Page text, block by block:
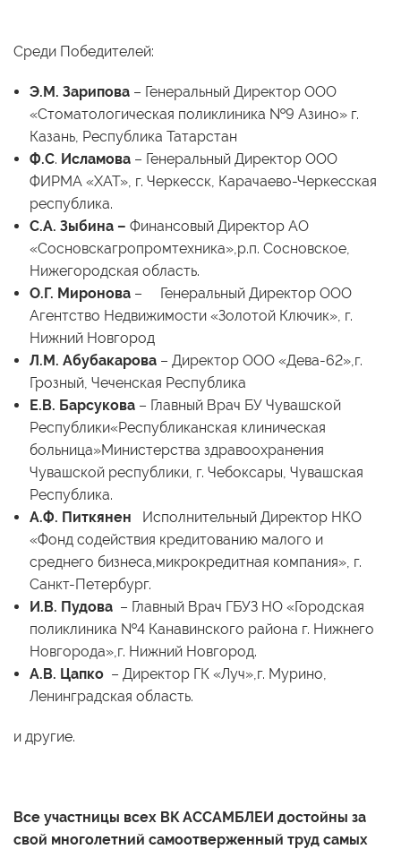
Среди Победителей:
Э.М. Зарипова – Генеральный Директор ООО
«Стоматологическая поликлиника №9 Азино» г.
Казань, Республика Татарстан
Ф.С. Исламова – Генеральный Директор ООО
ФИРМА «ХАТ», г. Черкесск, Карачаево-Черкесская
республика.
С.А. Зыбина – Финансовый Директор АО
«Сосновскагропромтехника»,р.п. Сосновское,
Нижегородская область.
О.Г. Миронова – Генеральный Директор ООО
Агентство Недвижимости «Золотой Ключик», г.
Нижний Новгород
Л.М. Абубакарова – Директор ООО «Дева-62»,г.
Грозный, Чеченская Республика
Е.В. Барсукова – Главный Врач БУ Чувашской
Республики«Республиканская клиническая
больница»Министерства здравоохранения
Чувашской республики, г. Чебоксары, Чувашская
Республика.
А.Ф. Питкянен Исполнительный Директор НКО
«Фонд содействия кредитованию малого и
среднего бизнеса,микрокредитная компания», г.
Санкт-Петербург.
И.В. Пудова – Главный Врач ГБУЗ НО «Городская
поликлиника №4 Канавинского района г. Нижнего
Новгорода»,г. Нижний Новгород.
А.В. Цапко – Директор ГК «Луч»,г. Мурино,
Ленинградская область.
и другие.
Все участницы всех ВК АССАМБЛЕИ достойны за
свой многолетний самоотверженный труд самых